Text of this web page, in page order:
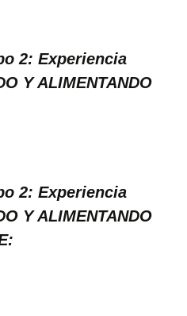
2: Experiencia
Y ALIMENTANDO
2: Experiencia
Y ALIMENTANDO